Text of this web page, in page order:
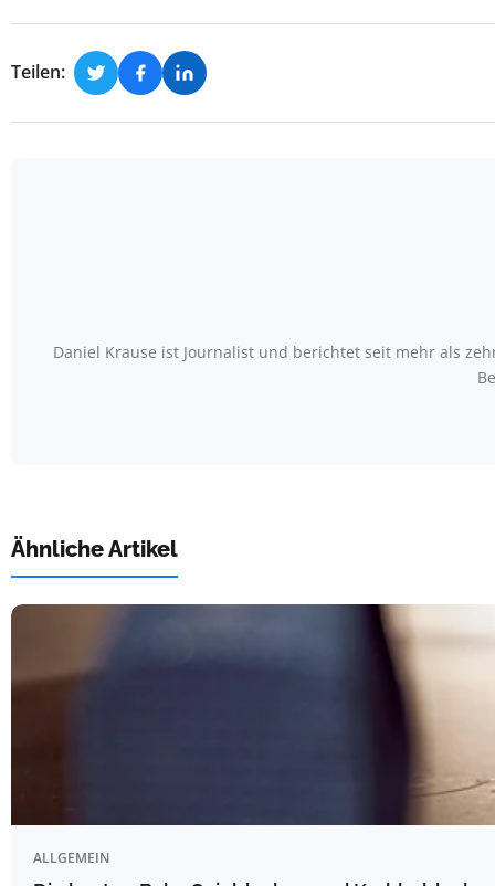
Teilen:
Daniel Krause ist Journalist und berichtet seit mehr als
Ähnliche Artikel
ALLGEMEIN